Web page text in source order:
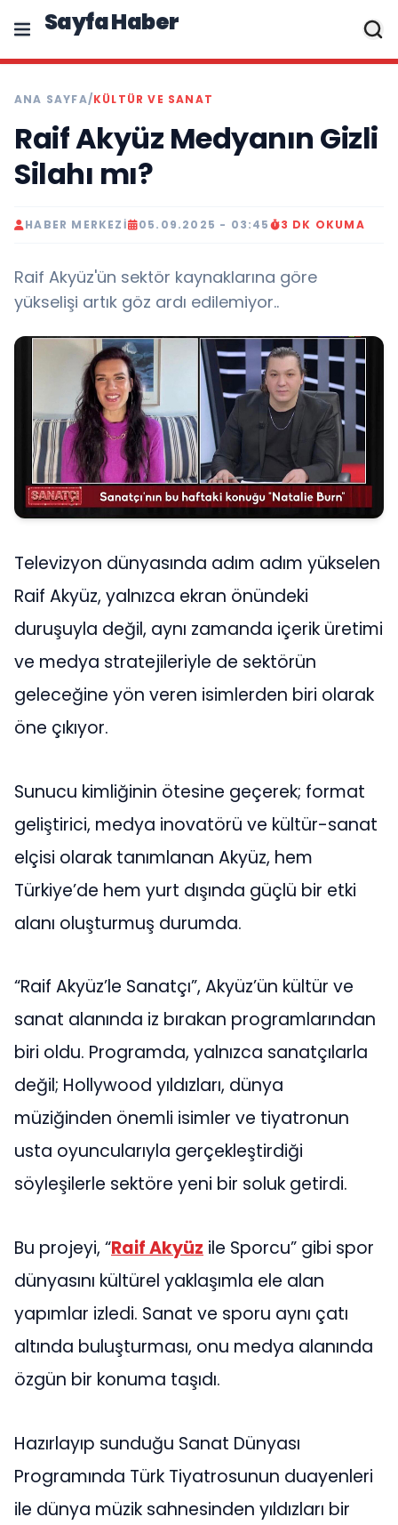
Sayfa Haber
ANA SAYFA/KÜLTÜR VE SANAT
Raif Akyüz Medyanın Gizli
Silahı mı?
HABER MERKEZI 05.09.2025 - 03:45 3 DK OKUMA
Raif Akyüz'ün sektör kaynaklarına göre
yükselişi artık göz ardı edilemiyor..
Televizyon dünyasında adım adım yükselen
Raif Akyüz, yalnızca ekran önündeki
duruşuyla değil, aynı zamanda içerik üretimi
ve medya stratejileriyle de sektörün
geleceğine yön veren isimlerden biri olarak
öne çıkıyor.
Sunucu kimliğinin ötesine geçerek; format
geliştirici, medya inovatörü ve kültür-sanat
elçisi olarak tanımlanan Akyüz, hem
Türkiye’de hem yurt dışında güçlü bir etki
alanı oluşturmuş durumda.
“Raif Akyüz’le Sanatçı”, Akyüz’ün kültür ve
sanat alanında iz bırakan programlarından
biri oldu. Programda, yalnızca sanatçılarla
değil; Hollywood yıldızları, dünya
müziğinden önemli isimler ve tiyatronun
usta oyuncularıyla gerçekleştirdiği
söyleşilerle sektöre yeni bir soluk getirdi.
Bu projeyi, “Raif Akyüz ile Sporcu” gibi spor
dünyasını kültürel yaklaşımla ele alan
yapımlar izledi. Sanat ve sporu aynı çatı
altında buluşturması, onu medya alanında
özgün bir konuma taşıdı.
Hazırlayıp sunduğu Sanat Dünyası
Programında Türk Tiyatrosunun duayenleri
ile dünya müzik sahnesinden yıldızları bir